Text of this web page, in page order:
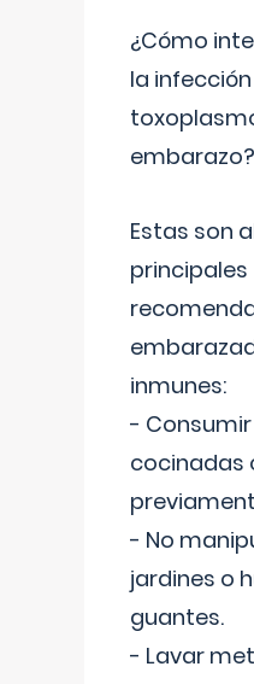
¿Cómo
la
embarazo?
Estas son
principales
inmunes:
-
cocinadas
- No
jardines o
guantes.
- Lavar